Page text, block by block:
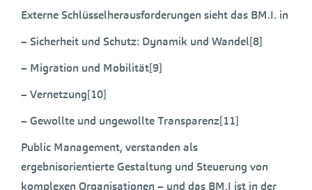
Externe Schlüsselherausforderungen sieht das BM.I. in
– Sicherheit und Schutz: Dynamik und Wandel[8]
– Migration und Mobilität[9]
– Vernetzung[10]
– Gewollte und ungewollte Transparenz[11]
Public Management, verstanden als
ergebnisorientierte Gestaltung und Steuerung von
komplexen Organisationen – und das BM.I ist in der